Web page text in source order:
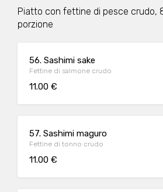
Piatto con fettine di pesce crudo,
porzione
56. Sashimi sake
Fettine di salmone crudo
11.00 €
57. Sashimi maguro
Fettine di tonno crudo
11.00 €